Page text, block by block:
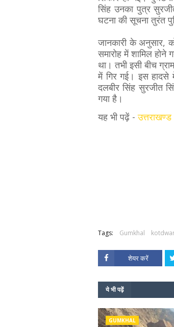
सिंह उनका पुत्र
घटना की सूचना तुरंत
जानकारी के अनुसार,
समारोह में शामिल
था। तभी इसी बीच
में गिर गई। इस हादसे
दलबीर सिंह सुरजीत
गया है।
यह भी पढ़ें -
Tags: Gumkhal
शेयर करें
ये भी पढ़ें
GUMKHAL